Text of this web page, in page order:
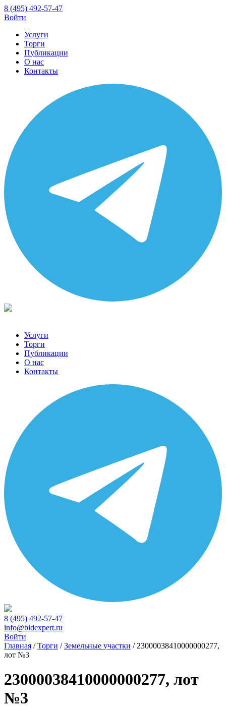
8 (495) 492-57-47
Войти
Услуги
Торги
Публикации
О нас
Контакты
Услуги
Торги
Публикации
О нас
Контакты
8 (495) 492-57-47
info@bidexpert.ru
Войти
Главная /Торги /Земельные участки / 23000038410000000277,
лот №3
23000038410000000277, лот
№3